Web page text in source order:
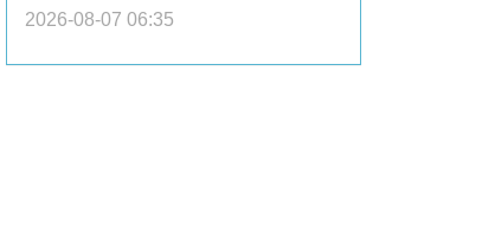
2026-08-07 06:35